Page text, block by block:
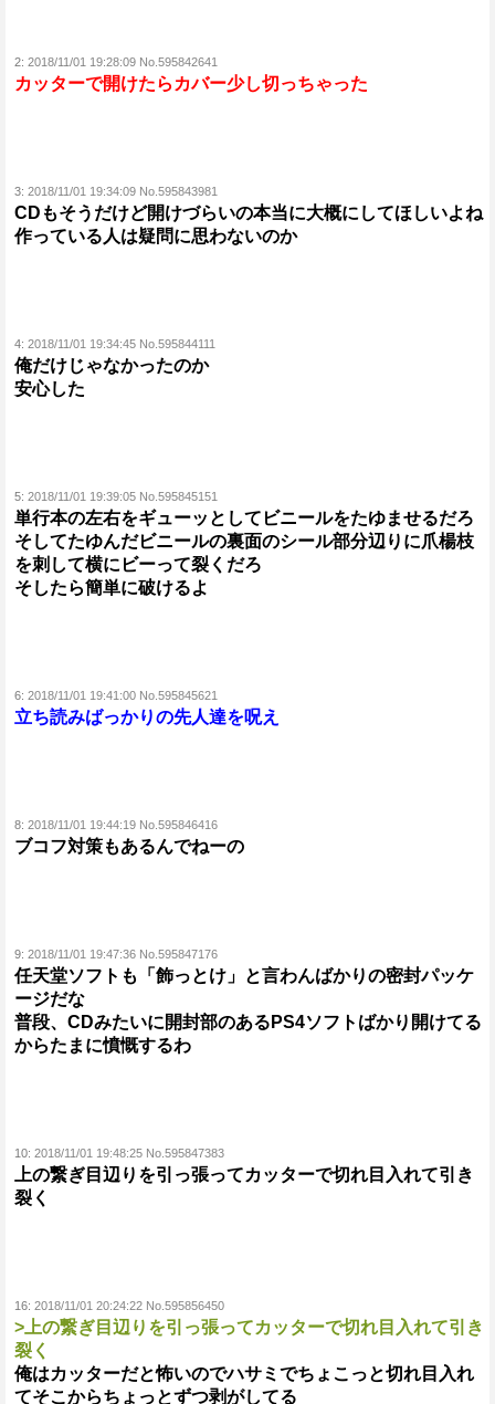
2: 2018/11/01 19:28:09 No.595842641
カッターで開けたらカバー少し切っちゃった
3: 2018/11/01 19:34:09 No.595843981
CDもそうだけど開けづらいの本当に大概にしてほしいよね
作っている人は疑問に思わないのか
4: 2018/11/01 19:34:45 No.595844111
俺だけじゃなかったのか
安心した
5: 2018/11/01 19:39:05 No.595845151
単行本の左右をギューッとしてビニールをたゆませるだろ
そしてたゆんだビニールの裏面のシール部分辺りに爪楊枝
を刺して横にビーって裂くだろ
そしたら簡単に破けるよ
6: 2018/11/01 19:41:00 No.595845621
立ち読みばっかりの先人達を呪え
8: 2018/11/01 19:44:19 No.595846416
ブコフ対策もあるんでねーの
9: 2018/11/01 19:47:36 No.595847176
任天堂ソフトも「飾っとけ」と言わんばかりの密封パッケ
ージだな
普段、CDみたいに開封部のあるPS4ソフトばかり開けてる
からたまに憤慨するわ
10: 2018/11/01 19:48:25 No.595847383
上の繋ぎ目辺りを引っ張ってカッターで切れ目入れて引き
裂く
16: 2018/11/01 20:24:22 No.595856450
>上の繋ぎ目辺りを引っ張ってカッターで切れ目入れて引き
裂く
俺はカッターだと怖いのでハサミでちょこっと切れ目入れ
てそこからちょっとずつ剥がしてる